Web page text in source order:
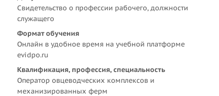
Свидетельство о профессии рабочего, должности
служащего
Формат обучения
Онлайн в удобное время на учебной платформе
evidpo.ru
Квалификация, профессия, специальность
Оператор овцеводческих комплексов и
механизированных ферм